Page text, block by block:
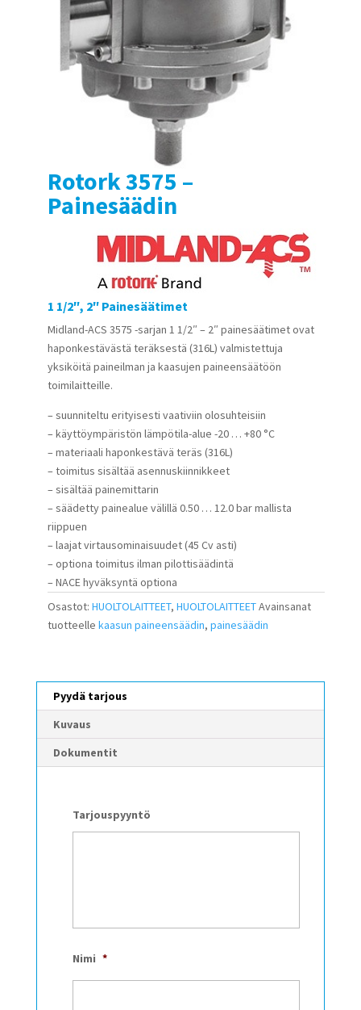
Rotork 3575 –
Painesäädin
1 1/2″, 2″ Painesäätimet
Midland-ACS 3575 -sarjan 1 1/2″ – 2″ painesäätimet ovat
haponkestävästä teräksestä (316L) valmistettuja
yksiköitä paineilman ja kaasujen paineensäätöön
toimilaitteille.
– suunniteltu erityisesti vaativiin olosuhteisiin
– käyttöympäristön lämpötila-alue -20 … +80 °C
– materiaali haponkestävä teräs (316L)
– toimitus sisältää asennuskiinnikkeet
– sisältää painemittarin
– säädetty painealue välillä 0.50 … 12.0 bar mallista
riippuen
– laajat virtausominaisuudet (45 Cv asti)
– optiona toimitus ilman pilottisäädintä
– NACE hyväksyntä optiona
Osastot: HUOLTOLAITTEET, HUOLTOLAITTEETAvainsanat
tuotteelle kaasun paineensäädin, painesäädin
Pyydä tarjous
Kuvaus
Dokumentit
Tarjouspyyntö
Nimi *